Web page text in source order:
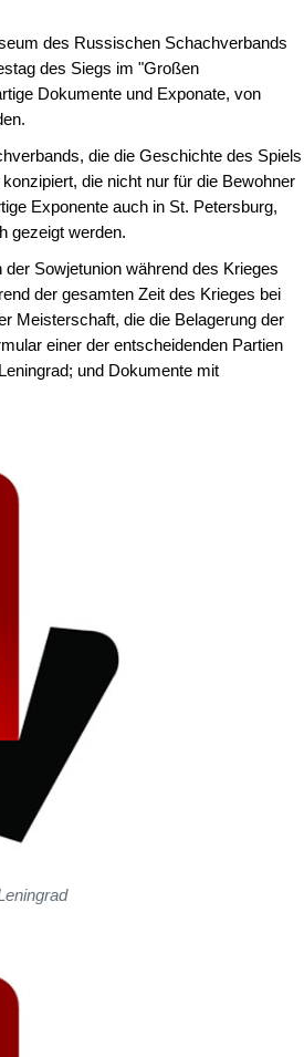
des Russischen Schachverbands
des Siegs im "Großen
Dokumente und Exponate, von
die die Geschichte des Spiels
die nicht nur für die Bewohner
Exponente auch in St. Petersburg,
gezeigt werden.
Sowjetunion während des Krieges
der gesamten Zeit des Krieges bei
Meisterschaft, die die Belagerung der
einer der entscheidenden Partien
und Dokumente mit